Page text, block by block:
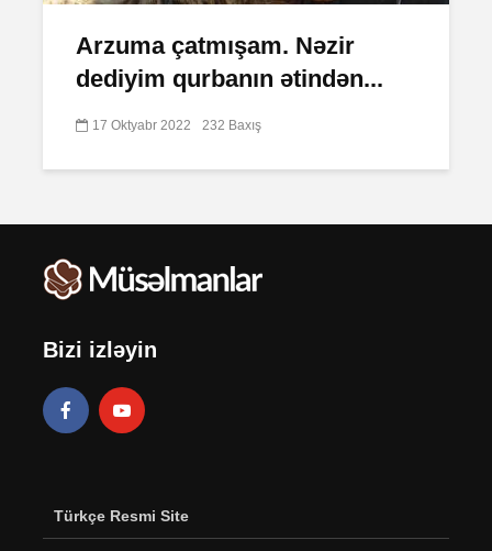
Arzuma çatmışam. Nəzir
dediyim qurbanın ətindən...
17 Oktyabr 2022 232 Baxış
Bizi izləyin
Türkçe Resmi Site